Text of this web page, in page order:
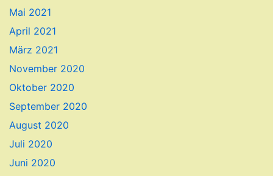
Mai 2021
April 2021
März 2021
November 2020
Oktober 2020
September 2020
August 2020
Juli 2020
Juni 2020